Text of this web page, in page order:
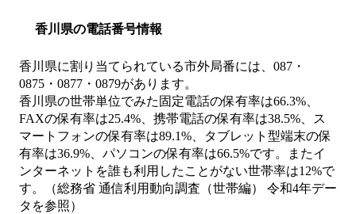
香川県の電話番号情報
香川県に割り当てられている市外局番には、087・
0875・0877・0879があります。
香川県の世帯単位でみた固定電話の保有率は66.3%、
FAXの保有率は25.4%、携帯電話の保有率は38.5%、ス
マートフォンの保有率は89.1%、タブレット型端末の保
有率は36.9%、パソコンの保有率は66.5%です。またイ
ンターネットを誰も利用したことがない世帯率は12%で
す。（総務省 通信利用動向調査（世帯編） 令和4年デー
タを参照）